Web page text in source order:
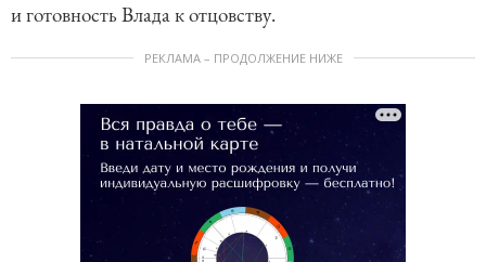
и готовность Влада к отцовству.
РЕКЛАМА – ПРОДОЛЖЕНИЕ НИЖЕ